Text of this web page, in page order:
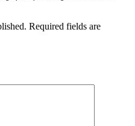
Required fields are